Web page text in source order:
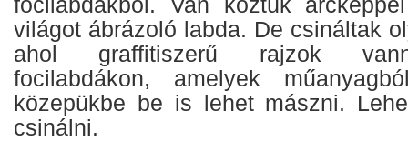
világot ábrázoló labda. De csináltak
ahol graffitiszerű rajzok
focilabdákon, amelyek
közepükbe be is lehet mászni.
csinálni.